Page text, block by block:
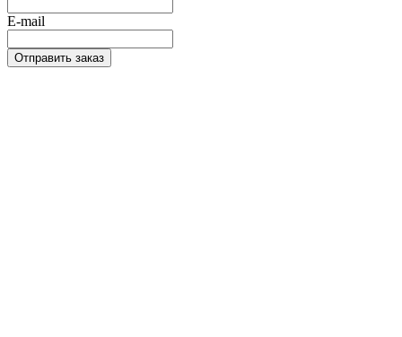
E-mail
Отправить заказ